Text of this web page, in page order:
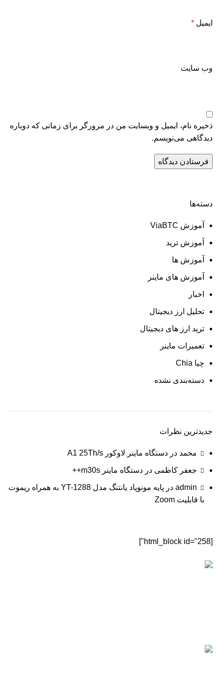
ایمیل *
وب‌ سایت
ذخیره نام، ایمیل و وبسایت من در مرورگر برای زمانی که دوباره
دیدگاهی می‌نویسم.
دسته‌ها
آموزش ViaBTC
آموزش ترید
آموزش ها
آموزش های ماینر
اخبار
تحلیل ارز دیجیتال
ترید ارز های دیجیتال
تعمیرات ماینر
چیا Chia
دسته‌بندی نشده
جدیدترین نظرات
محمد در دستگاه ماينر لاوکور A1 25Th/s
جعفر کاظمی در دستگاه ماینر m30s++
admin در
پایه مونوپاد یانتنگ مدل YT-1288 به همراه ریموت
با قابلیت Zoom
[html_block id="258"]